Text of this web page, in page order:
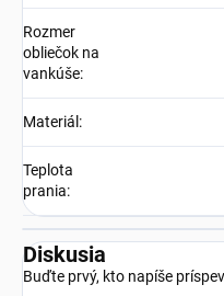
Rozmer
obliečok na
vankúše:
Materiál :
Teplota
prania:
Diskusia
Buďte prvý, kto napíše